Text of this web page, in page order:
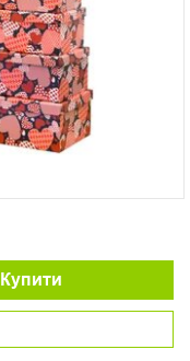
Купити